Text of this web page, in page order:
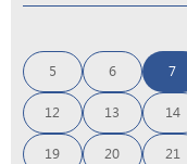
5 6 7
12 13 14
19 20 21